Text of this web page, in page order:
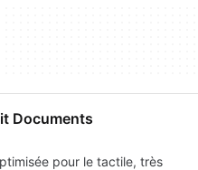
Documents
pour le tactile, très